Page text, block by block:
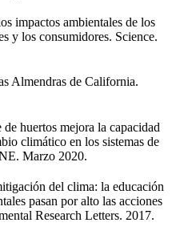
impactos ambientales de los
y los consumidores. Science.
Almendras de California.
huertos mejora la capacidad
climático en los sistemas de
Marzo 2020.
del clima: la educación
pasan por alto las acciones
Research Letters. 2017.